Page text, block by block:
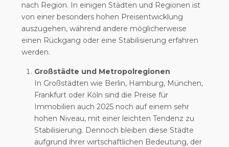
nach Region. In einigen Städten und Regionen ist
von einer besonders hohen Preisentwicklung
auszugehen, während andere möglicherweise
einen Rückgang oder eine Stabilisierung erfahren
werden.
Großstädte und Metropolregionen
In Großstädten wie Berlin, Hamburg, München,
Frankfurt oder Köln sind die Preise für
Immobilien auch 2025 noch auf einem sehr
hohen Niveau, mit einer leichten Tendenz zu
Stabilisierung. Dennoch bleiben diese Städte
aufgrund ihrer wirtschaftlichen Bedeutung, der